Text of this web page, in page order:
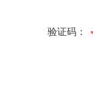
验证码：